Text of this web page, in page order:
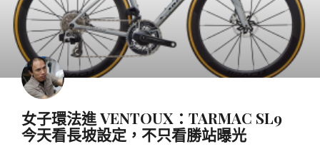
女子環法進 VENTOUX：TARMAC SL9
今天看長坡設定，不只看勝站曝光